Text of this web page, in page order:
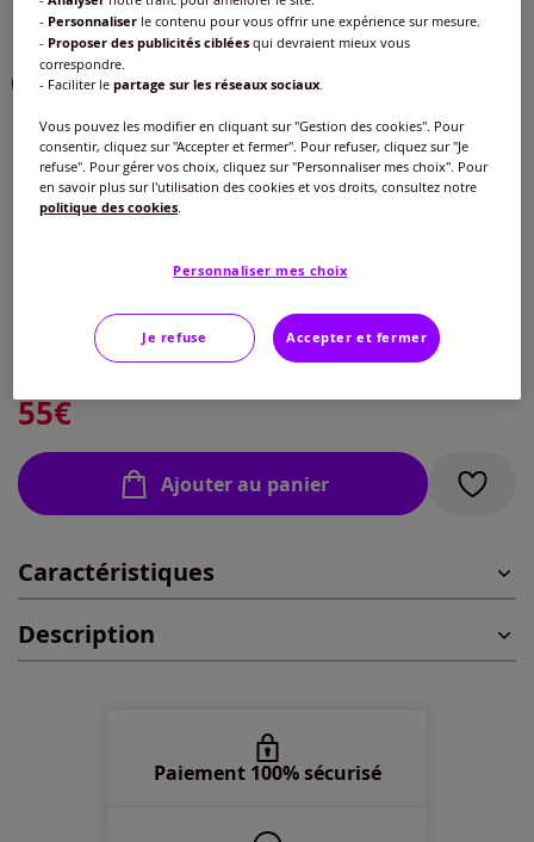
Choisir une couleur :
Modèle :
Tailles moyennes :
Tailles standard :
Veuillez sélectionner une taille
En stock
46 -En stock
48 -En stock
Disponible dans 3 semaines
Guide des tailles
55€
Ajouter au panier
Caractéristiques
Description
Paiement 100% sécurisé
- Personnaliser le contenu pour vous offrir une expérience sur mesure.
- Proposer des publicités ciblées qui devraient mieux vous
correspondre.
- Faciliter lepartage sur les réseaux sociaux.
Vous pouvez les modifier en cliquant sur "Gestion des cookies". Pour
consentir, cliquez sur "Accepter et fermer". Pour refuser, cliquez sur "Je
refuse". Pour gérer vos choix, cliquez sur "Personnaliser mes choix". Pour
en savoir plus sur l'utilisation des cookies et vos droits, consultez notre
politique des cookies.
Personnaliser mes choix
Je refuse Accepter et fermer